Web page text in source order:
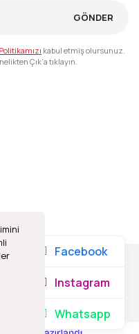
GÖNDER
kabul etmiş olursunuz.
Çık'a tıklayın.
Saklıdır.
Facebook
Instagram
Whatsapp